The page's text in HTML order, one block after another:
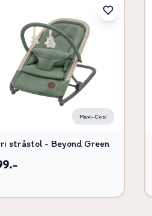
Maxi-Cosi
Kori stråstol - Beyond Green